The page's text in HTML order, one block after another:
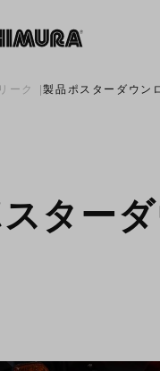
ーク 製品ポスターダウン
ター